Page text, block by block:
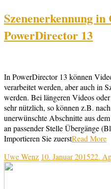
Szenenerkennung
PowerDirector 13
In PowerDirector 13 können
verarbeitet werden, aber auch in
werden. Bei längeren Videos
sehr nützlich, so können z.B.
unerwünschte Abschnitte aus
an passender Stelle Übergänge
Importieren Sie zuerstRead More
Uwe Wenz 10. Januar 201522.